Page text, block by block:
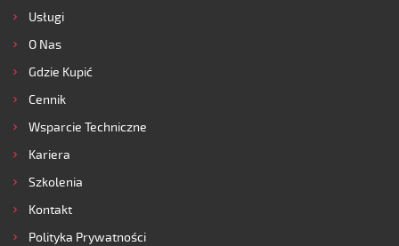
Usługi
O Nas
Gdzie Kupić
Cennik
Wsparcie Techniczne
Kariera
Szkolenia
Kontakt
Polityka Prywatności